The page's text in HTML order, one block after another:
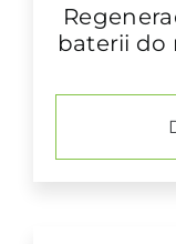
baterii do